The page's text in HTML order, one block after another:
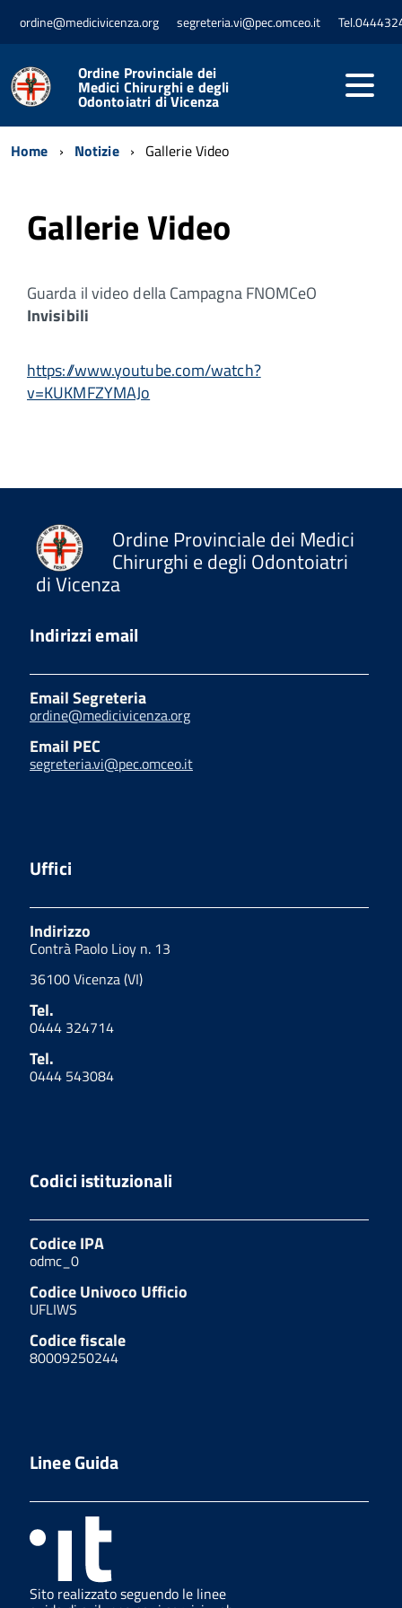
ordine@medicivicenza.org segreteria.vi@pec.omceo.it
Ordine Provinciale dei
Medici Chirurghi e degli
Odontoiatri di Vicenza
Home Notizie Gallerie Video
Gallerie Video
Guarda il video della Campagna FNOMCeO
Invisibili
https://www.youtube.com/watch?
v=KUKMFZYMAJo
Ordine Provinciale dei Medici
Chirurghi e degli Odontoiatri
di Vicenza
Indirizzi email
Email Segreteria
ordine@medicivicenza.org
Email PEC
segreteria.vi@pec.omceo.it
Uffici
Indirizzo
Contrà Paolo Lioy n. 13
36100 Vicenza (VI)
Tel.
0444 324714
Tel.
0444 543084
Codici istituzionali
Codice IPA
odmc_0
Codice Univoco Ufficio
UFLIWS
Codice fiscale
80009250244
Linee Guida
Sito realizzato seguendo le linee